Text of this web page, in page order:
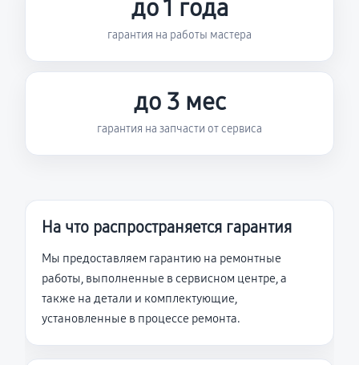
до 1 года
гарантия на работы мастера
до 3 мес
гарантия на запчасти от сервиса
На что распространяется гарантия
Мы предоставляем гарантию на ремонтные
работы, выполненные в сервисном центре, а
также на детали и комплектующие,
установленные в процессе ремонта.